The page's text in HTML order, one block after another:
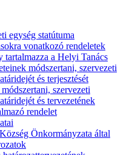
egység statútuma
vonatkozó rendeletek
tartalmazza a Helyi Tanács
módszertani, szervezeti
és terjesztését
szervezeti
és tervezetének
rendelet
Önkormányzata által